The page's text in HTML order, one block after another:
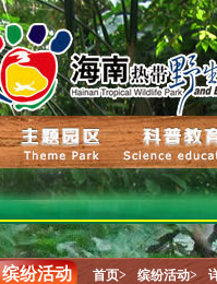
缤纷活动 首页> 缤纷活动>